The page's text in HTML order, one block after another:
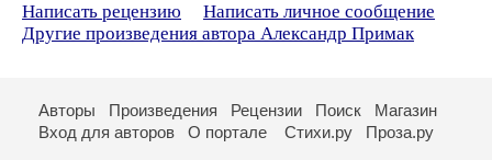
Написать рецензию
Написать личное сообщение
Другие произведения автора Александр Примак
Авторы Произведения Рецензии Поиск
Магазин
Вход для авторов
О портале Стихи.ру Проза.ру